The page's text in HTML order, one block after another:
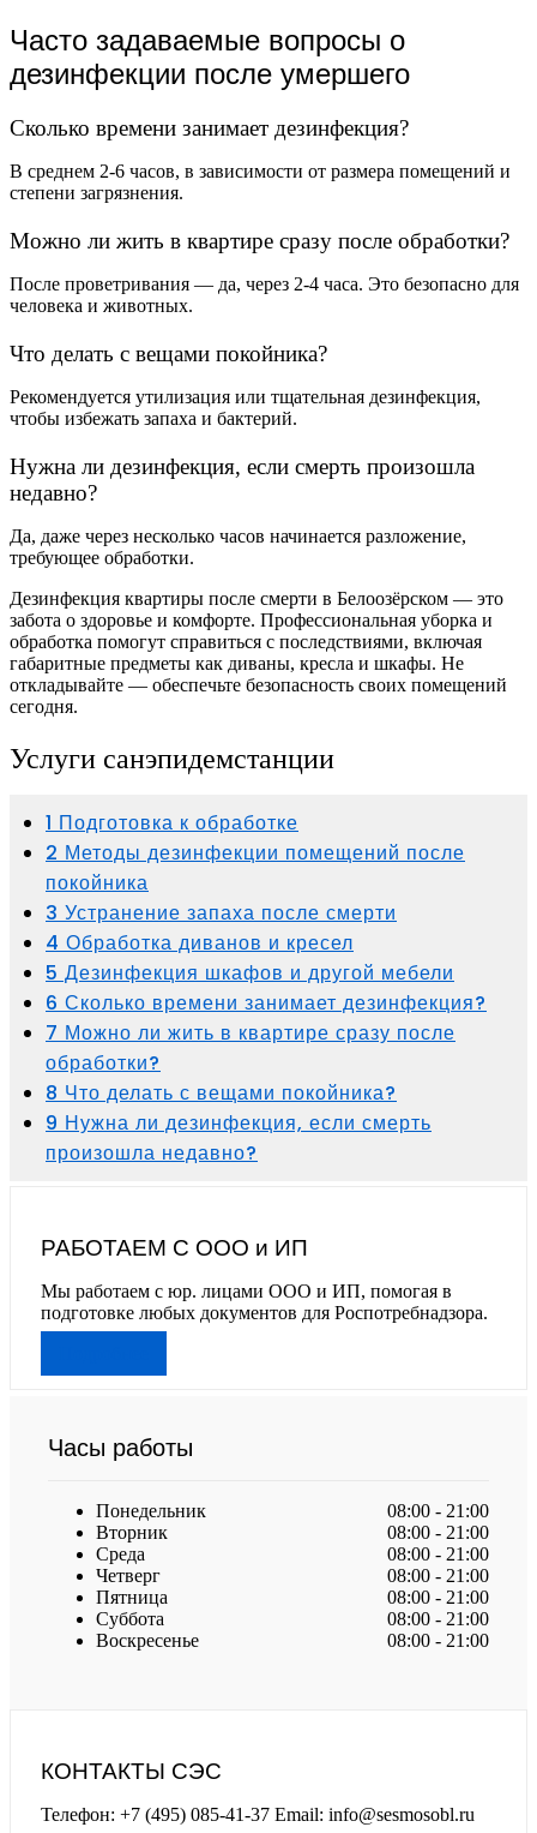
Часто задаваемые вопросы о
дезинфекции после умершего
Сколько времени занимает дезинфекция?
В среднем 2-6 часов, в зависимости от размера помещений и
степени загрязнения.
Можно ли жить в квартире сразу после обработки?
После проветривания — да, через 2-4 часа. Это безопасно для
человека и животных.
Что делать с вещами покойника?
Рекомендуется утилизация или тщательная дезинфекция,
чтобы избежать запаха и бактерий.
Нужна ли дезинфекция, если смерть произошла
недавно?
Да, даже через несколько часов начинается разложение,
требующее обработки.
Дезинфекция квартиры после смерти в Белоозёрском — это
забота о здоровье и комфорте. Профессиональная уборка и
обработка помогут справиться с последствиями, включая
габаритные предметы как диваны, кресла и шкафы. Не
откладывайте — обеспечьте безопасность своих помещений
сегодня.
Услуги санэпидемстанции
1 Подготовка к обработке
2 Методы дезинфекции помещений после
покойника
3 Устранение запаха после смерти
4 Обработка диванов и кресел
5 Дезинфекция шкафов и другой мебели
6 Сколько времени занимает дезинфекция?
7 Можно ли жить в квартире сразу после
обработки?
8 Что делать с вещами покойника?
9 Нужна ли дезинфекция, если смерть
произошла недавно?
РАБОТАЕМ С ООО и ИП
Мы работаем с юр. лицами ООО и ИП, помогая в
подготовке любых документов для Роспотребнадзора.
Часы работы
Понедельник
08:00 - 21:00
Вторник
08:00 - 21:00
Среда
08:00 - 21:00
Четверг
08:00 - 21:00
Пятница
08:00 - 21:00
Суббота
08:00 - 21:00
Воскресенье
08:00 - 21:00
КОНТАКТЫ СЭС
Телефон: +7 (495) 085-41-37 Email: info@sesmosobl.ru